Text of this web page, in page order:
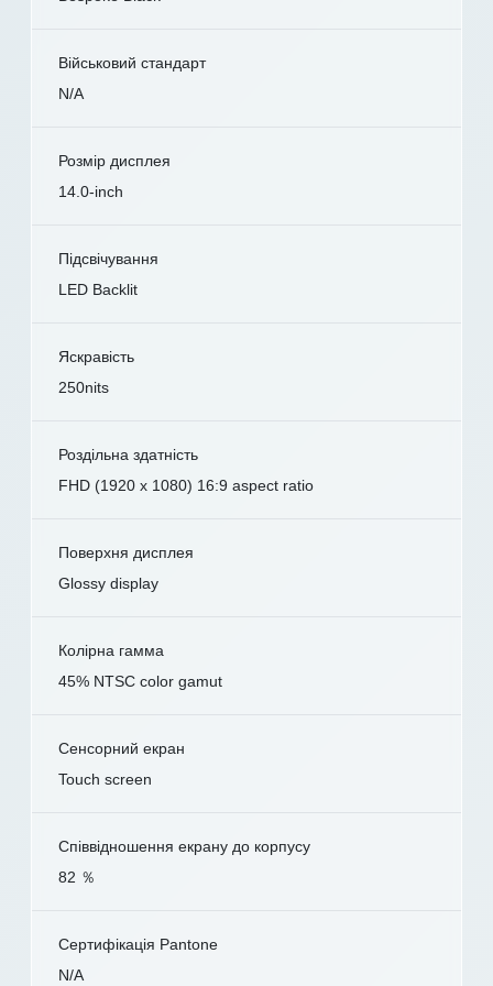
Військовий стандарт
N/A
Розмір дисплея
14.0-inch
Підсвічування
LED Backlit
Яскравість
250nits
Роздільна здатність
FHD (1920 x 1080) 16:9 aspect ratio
Поверхня дисплея
Glossy display
Колірна гамма
45% NTSC color gamut
Сенсорний екран
Touch screen
Співвідношення екрану до корпусу
82 ％
Сертифікація Pantone
N/A